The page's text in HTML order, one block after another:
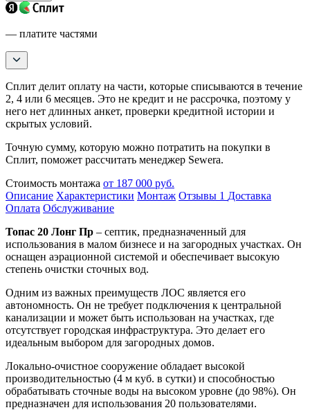
— платите частями
Сплит делит оплату на части, которые списываются в течение
2, 4 или 6 месяцев. Это не кредит и не рассрочка, поэтому у
него нет длинных анкет, проверки кредитной истории и
скрытых условий.
Точную сумму, которую можно потратить на покупки в
Сплит, поможет рассчитать менеджер Sewera.
Стоимость монтажа от 187 000 руб.
Описание Характеристики Монтаж Отзывы 1 Доставка
Оплата Обслуживание
Топас 20 Лонг Пр – септик, предназначенный для
использования в малом бизнесе и на загородных участках. Он
оснащен аэрационной системой и обеспечивает высокую
степень очистки сточных вод.
Одним из важных преимуществ ЛОС является его
автономность. Он не требует подключения к центральной
канализации и может быть использован на участках, где
отсутствует городская инфраструктура. Это делает его
идеальным выбором для загородных домов.
Локально-очистное сооружение обладает высокой
производительностью (4 м куб. в сутки) и способностью
обрабатывать сточные воды на высоком уровне (до 98%). Он
предназначен для использования 20 пользователями.